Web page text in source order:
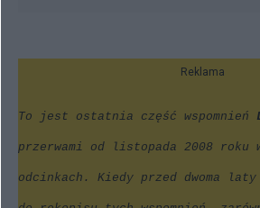
Reklama
To jest ostatnia część wspomnień
przerwami od listopada 2008 roku
odcinkach. Kiedy przed dwoma laty